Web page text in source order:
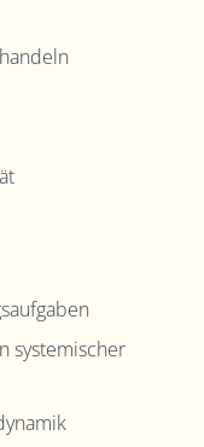
systemischer